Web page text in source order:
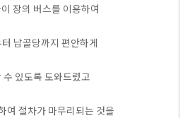
장의 버스를 이용하여
납골당까지 편안하게
수 있도록 도와드렸고
여 절차가 마무리되는 것을